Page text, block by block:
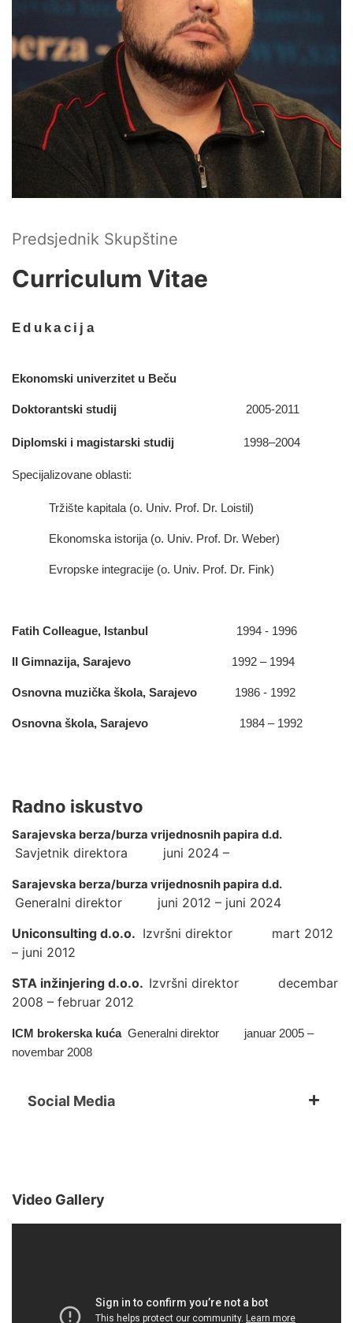
Predsjednik Skupštine
Curriculum Vitae
Edukacija
Ekonomski univerzitet u Beču
Doktorantski studij 2005-2011
Diplomski i magistarski studij 1998–2004
Specijalizovane oblasti:
Tržište kapitala (o. Univ. Prof. Dr. Loistil)
Ekonomska istorija (o. Univ. Prof. Dr. Weber)
Evropske integracije (o. Univ. Prof. Dr. Fink)
Fatih Colleague, Istanbul 1994 - 1996
Gimnazija, Sarajevo 1992 – 1994
Osnovna muzička škola, Sarajevo 1986 - 1992
Osnovna škola, Sarajevo 1984 – 1992
Radno iskustvo
Sarajevska berza/burza vrijednosnih papira d.d.
Savjetnik direktora juni 2024 –
Sarajevska berza/burza vrijednosnih papira d.d.
Generalni direktor juni 2012 – juni 2024
Uniconsulting d.o.o. Izvršni direktor mart 2012
– juni 2012
STA inžinjering d.o.o. Izvršni direktor decembar
2008 – februar 2012
ICM brokerska kuća Generalni direktor januar 2005 –
novembar 2008
Social Media
Video Gallery